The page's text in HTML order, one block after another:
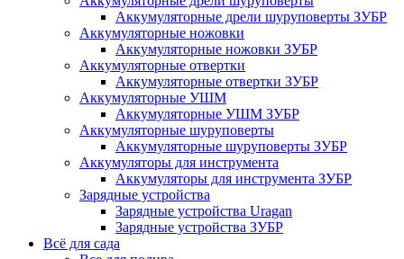
Аккумуляторные дрели шуруповерты ЗУБР
Аккумуляторные ножовки
Аккумуляторные ножовки ЗУБР
Аккумуляторные отвертки
Аккумуляторные отвертки ЗУБР
Аккумуляторные УШМ
Аккумуляторные УШМ ЗУБР
Аккумуляторные шуруповерты
Аккумуляторные шуруповерты ЗУБР
Аккумуляторы для инструмента
Аккумуляторы для инструмента ЗУБР
Зарядные устройства
Зарядные устройства Uragan
Зарядные устройства ЗУБР
Всё для сада